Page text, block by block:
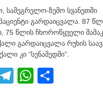
სამეგრელო-ზემო სვანეთში
გარდაიცვალა. 87
75 წლის ჩხოროწყუელი
გარდაიცვალა რუხის
კი “სენამედში”.
M
T
W